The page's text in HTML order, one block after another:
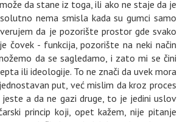
da stane iz toga, ili ako ne staje da je
nema smisla kada su gumci samo
da je pozorište prostor gde svako
čovek - funkcija, pozorište na neki način
da se sagledamo, i zato mi se čini
ili ideologije. To ne znači da uvek mora
put, već mislim da kroz proces
a da ne gazi druge, to je jedini uslov
princip koji, opet kažem, nije pitanje